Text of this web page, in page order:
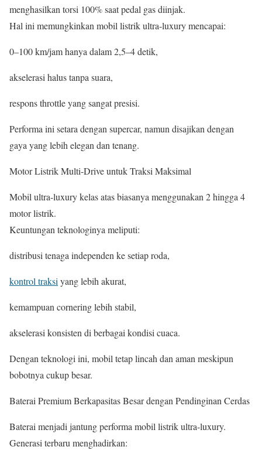
menghasilkan torsi 100% saat pedal gas diinjak.
Hal ini memungkinkan mobil listrik ultra-luxury mencapai:
0–100 km/jam hanya dalam 2,5–4 detik,
akselerasi halus tanpa suara,
respons throttle yang sangat presisi.
Performa ini setara dengan supercar, namun disajikan dengan
gaya yang lebih elegan dan tenang.
Motor Listrik Multi-Drive untuk Traksi Maksimal
Mobil ultra-luxury kelas atas biasanya menggunakan 2 hingga 4
motor listrik.
Keuntungan teknologinya meliputi:
distribusi tenaga independen ke setiap roda,
kontrol traksi yang lebih akurat,
kemampuan cornering lebih stabil,
akselerasi konsisten di berbagai kondisi cuaca.
Dengan teknologi ini, mobil tetap lincah dan aman meskipun
bobotnya cukup besar.
Baterai Premium Berkapasitas Besar dengan Pendinginan Cerdas
Baterai menjadi jantung performa mobil listrik ultra-luxury.
Generasi terbaru menghadirkan: